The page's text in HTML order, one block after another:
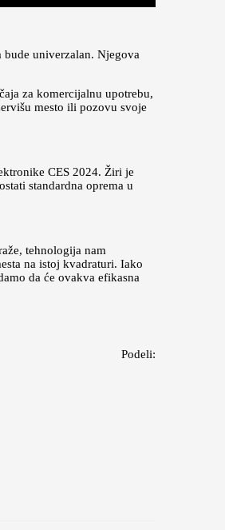
bude univerzalan. Njegova
za komercijalnu upotrebu,
mesto ili pozovu svoje
CES 2024. Žiri je
standardna oprema u
tehnologija nam
na istoj kvadraturi. Iako
da će ovakva efikasna
Podeli: